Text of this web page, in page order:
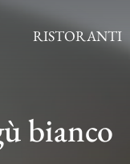
RISTORANTI
bianco